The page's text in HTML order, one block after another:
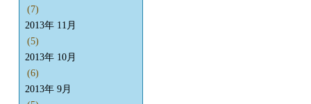
(7)
2013年 11月
(5)
2013年 10月
(6)
2013年 9月